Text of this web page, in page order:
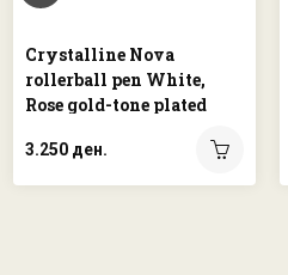
Crystalline Nova
rollerball pen White,
Rose gold-tone plated
3.250 ден.